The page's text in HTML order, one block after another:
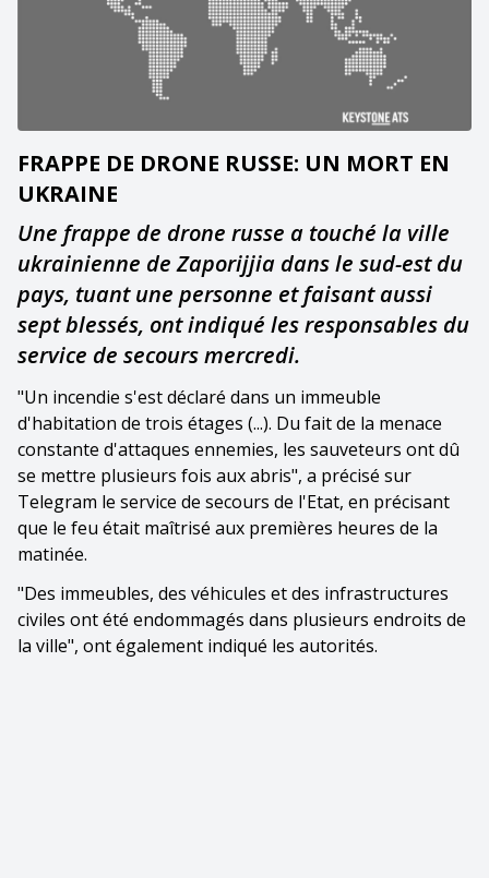
FRAPPE DE DRONE RUSSE: UN MORT EN
UKRAINE
Une frappe de drone russe a touché la ville
ukrainienne de Zaporijjia dans le sud-est du
pays, tuant une personne et faisant aussi
sept blessés, ont indiqué les responsables du
service de secours mercredi.
"Un incendie s'est déclaré dans un immeuble
d'habitation de trois étages (...). Du fait de la menace
constante d'attaques ennemies, les sauveteurs ont dû
se mettre plusieurs fois aux abris", a précisé sur
Telegram le service de secours de l'Etat, en précisant
que le feu était maîtrisé aux premières heures de la
matinée.
"Des immeubles, des véhicules et des infrastructures
civiles ont été endommagés dans plusieurs endroits de
la ville", ont également indiqué les autorités.